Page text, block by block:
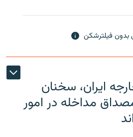
فیلترشکن
ایران، سخنان
مداخله در امور